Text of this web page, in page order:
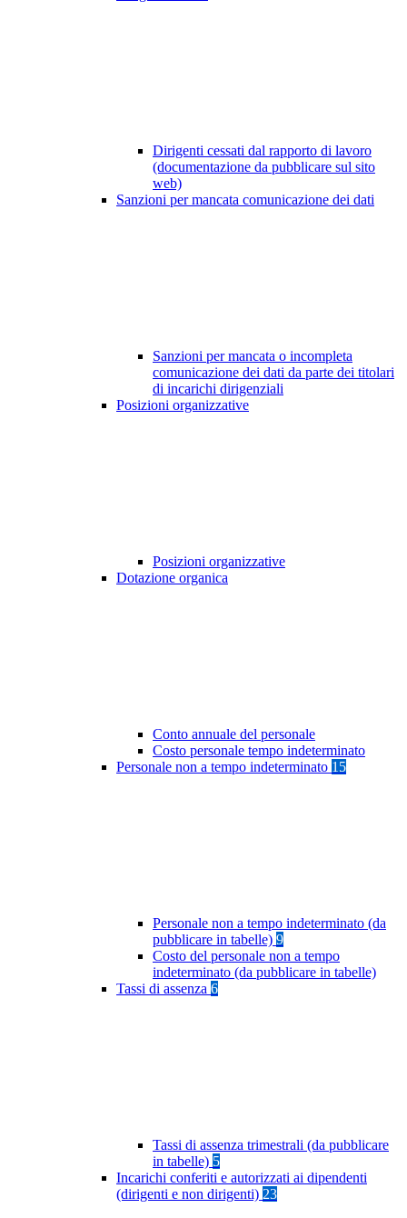
Dirigenti cessati dal rapporto di lavoro
(documentazione da pubblicare sul sito
web)
Sanzioni per mancata comunicazione dei dati
Sanzioni per mancata o incompleta
comunicazione dei dati da parte dei titolari
di incarichi dirigenziali
Posizioni organizzative
Posizioni organizzative
Dotazione organica
Conto annuale del personale
Costo personale tempo indeterminato
Personale non a tempo indeterminato 15
Personale non a tempo indeterminato (da
pubblicare in tabelle) 9
Costo del personale non a tempo
indeterminato (da pubblicare in tabelle)
Tassi di assenza 6
Tassi di assenza trimestrali (da pubblicare
in tabelle) 5
Incarichi conferiti e autorizzati ai dipendenti
(dirigenti e non dirigenti) 23